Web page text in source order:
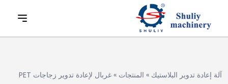
آلة إعادة تدوير البلاستيك » المنتجات » غربال لإعادة تدوير زجاجات PET